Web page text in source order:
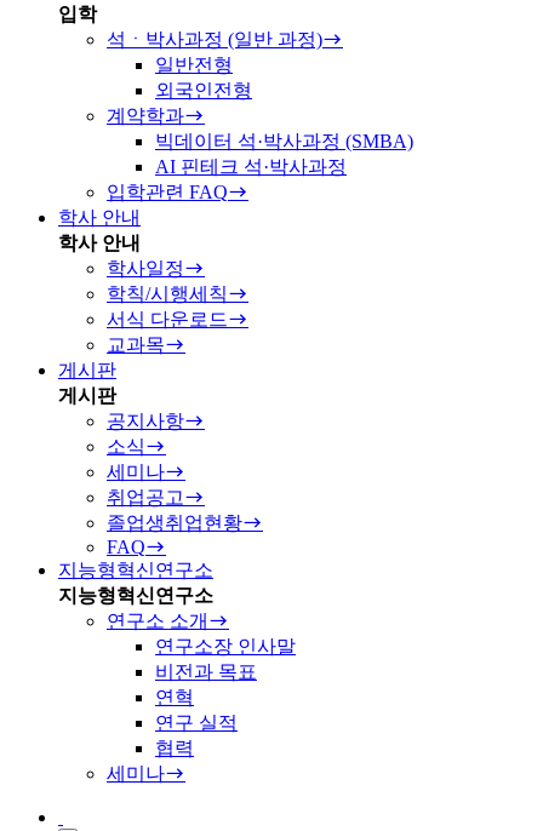
입학
석ㆍ박사과정 (일반 과정)
일반전형
외국인전형
계약학과
빅데이터 석·박사과정 (SMBA)
AI 핀테크 석·박사과정
입학관련 FAQ
학사 안내
학사 안내
학사일정
학칙/시행세칙
서식 다운로드
교과목
게시판
게시판
공지사항
소식
세미나
취업공고
졸업생취업현황
FAQ
지능형혁신연구소
지능형혁신연구소
연구소 소개
연구소장 인사말
비전과 목표
연혁
연구 실적
협력
세미나